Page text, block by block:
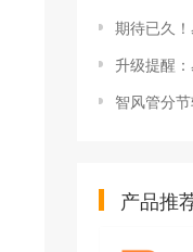
期待已久！
升级提醒：易
智风管分
产品推